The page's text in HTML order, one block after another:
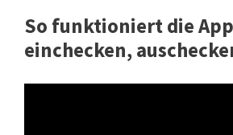
So funktioniert die
einchecken,